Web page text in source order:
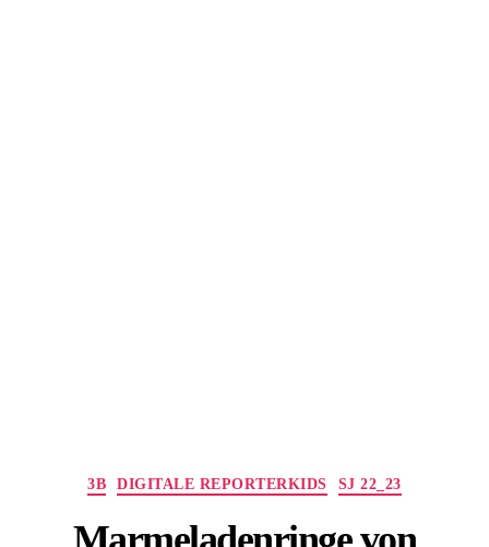
Kategorien
3B DIGITALE REPORTERKIDS SJ 22_23